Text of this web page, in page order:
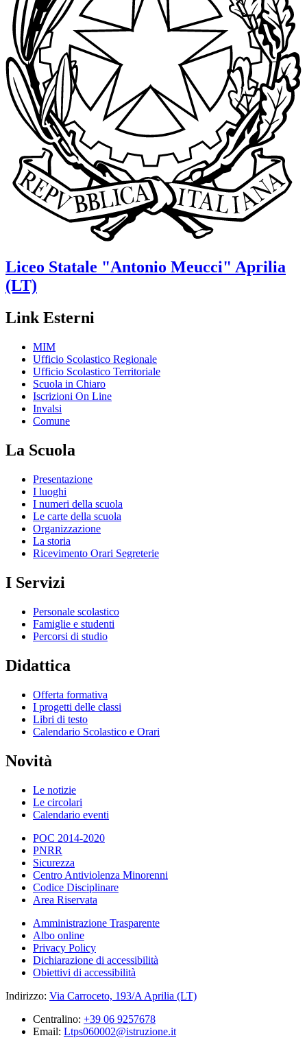
Liceo Statale "Antonio Meucci" Aprilia
(LT)
Link Esterni
MIM
Ufficio Scolastico Regionale
Ufficio Scolastico Territoriale
Scuola in Chiaro
Iscrizioni On Line
Invalsi
Comune
La Scuola
Presentazione
I luoghi
I numeri della scuola
Le carte della scuola
Organizzazione
La storia
Ricevimento Orari Segreterie
I Servizi
Personale scolastico
Famiglie e studenti
Percorsi di studio
Didattica
Offerta formativa
I progetti delle classi
Libri di testo
Calendario Scolastico e Orari
Novità
Le notizie
Le circolari
Calendario eventi
POC 2014-2020
PNRR
Sicurezza
Centro Antiviolenza Minorenni
Codice Disciplinare
Area Riservata
Amministrazione Trasparente
Albo online
Privacy Policy
Dichiarazione di accessibilità
Obiettivi di accessibilità
Indirizzo: Via Carroceto, 193/A Aprilia (LT)
Centralino: +39 06 9257678
Email: Ltps060002@istruzione.it